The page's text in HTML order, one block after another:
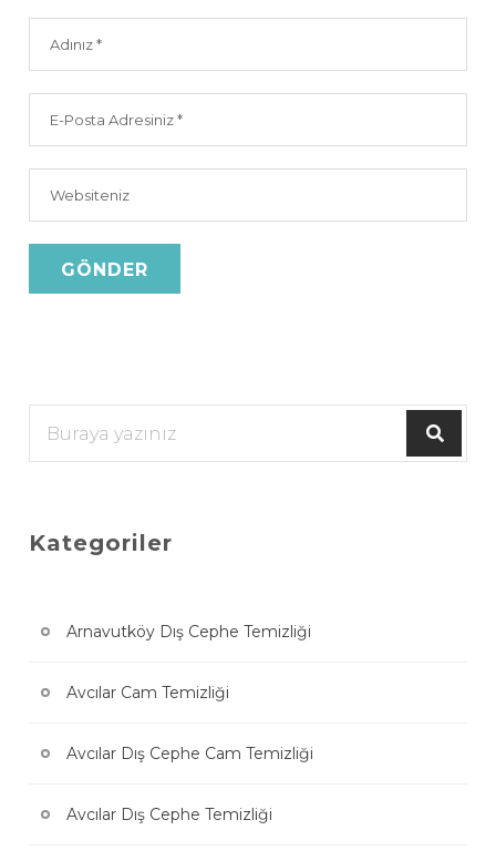
Kategoriler
Arnavutköy Dış Cephe Temizliği
Avcılar Cam Temizliği
Avcılar Dış Cephe Cam Temizliği
Avcılar Dış Cephe Temizliği